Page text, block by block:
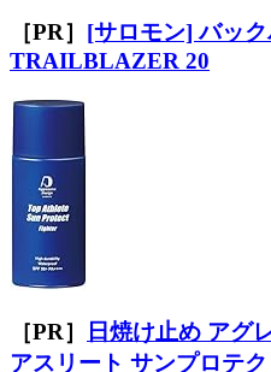
［PR］ [サロモン] バッ
TRAILBLAZER 20
［PR］
日焼け止め アグ
アスリート サンプロテ